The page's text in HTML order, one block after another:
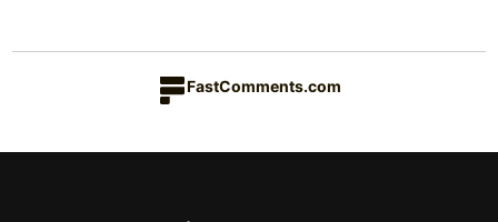
FastComments.com